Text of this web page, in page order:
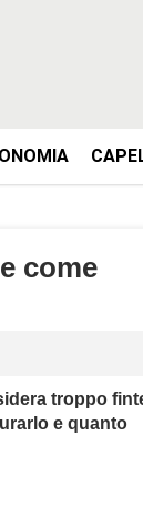
come
troppo
e quanto